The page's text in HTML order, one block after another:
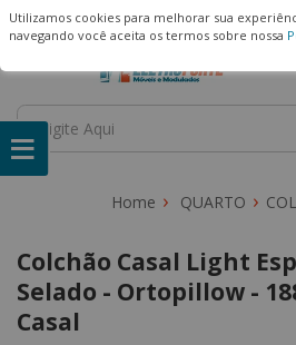
Utilizamos cookies para melhorar sua
navegando você aceita os termos sobre nossa
(22) 99909-3407
QUARTO
Colchão Casal Light
Selado - Ortopillow -
Casal